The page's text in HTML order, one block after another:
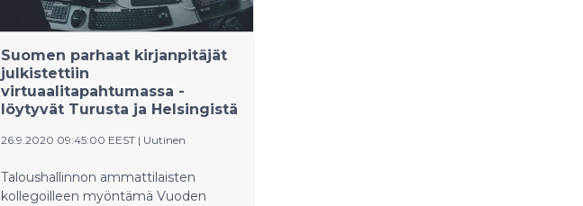
Suomen parhaat kirjanpitäjät
julkistettiin
virtuaalitapahtumassa -
löytyvät Turusta ja Helsingistä
26.9.2020 09:45:00 EEST | Uutinen
Taloushallinnon ammattilaisten
kollegoilleen myöntämä Vuoden